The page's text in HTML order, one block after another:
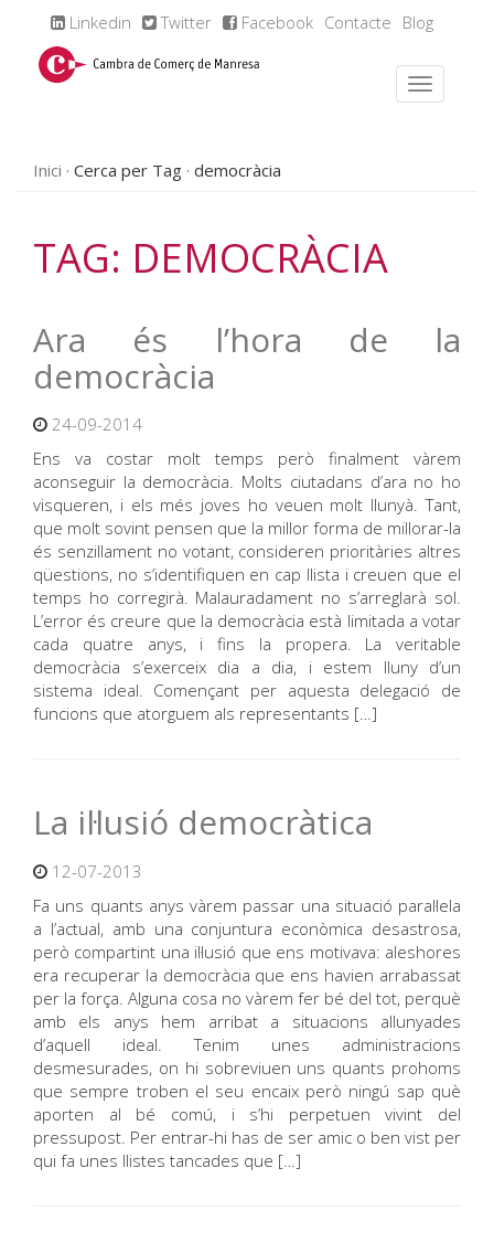
Linkedin Twitter Facebook Contacte Blog
Inici Cerca per Tag democràcia
TAG: DEMOCRÀCIA
Ara és l’hora de la
democràcia
24-09-2014
Ens va costar molt temps però finalment vàrem
aconseguir la democràcia. Molts ciutadans d’ara no ho
visqueren, i els més joves ho veuen molt llunyà. Tant,
que molt sovint pensen que la millor forma de millorar-la
és senzillament no votant, consideren prioritàries altres
qüestions, no s’identifiquen en cap llista i creuen que el
temps ho corregirà. Malauradament no s’arreglarà sol.
L’error és creure que la democràcia està limitada a votar
cada quatre anys, i fins la propera. La veritable
democràcia s’exerceix dia a dia, i estem lluny d’un
sistema ideal. Començant per aquesta delegació de
funcions que atorguem als representants […]
La il·lusió democràtica
12-07-2013
Fa uns quants anys vàrem passar una situació paral·lela
a l’actual, amb una conjuntura econòmica desastrosa,
però compartint una il·lusió que ens motivava: aleshores
era recuperar la democràcia que ens havien arrabassat
per la força. Alguna cosa no vàrem fer bé del tot, perquè
amb els anys hem arribat a situacions allunyades
d’aquell ideal. Tenim unes administracions
desmesurades, on hi sobreviuen uns quants prohoms
que sempre troben el seu encaix però ningú sap què
aporten al bé comú, i s’hi perpetuen vivint del
pressupost. Per entrar-hi has de ser amic o ben vist per
qui fa unes llistes tancades que […]